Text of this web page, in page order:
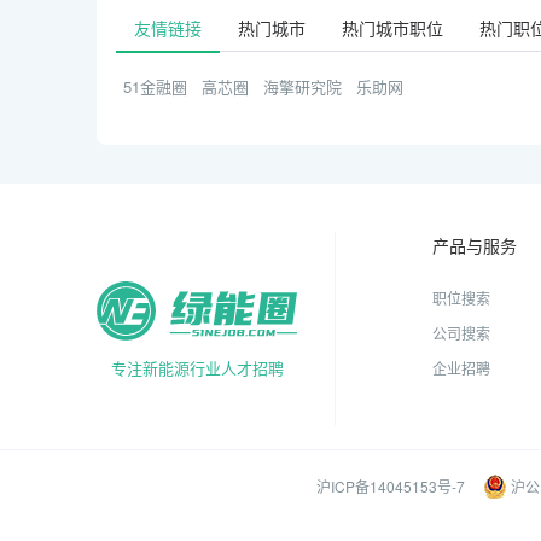
友情链接 热门城市 热门城市职位 热门职
51金融圈 高芯圈 海擎研究院 乐助网
专注新能源行业人才招聘
产品与服务
职位搜索
公司搜索
企业招聘
沪ICP备14045153号-7 沪